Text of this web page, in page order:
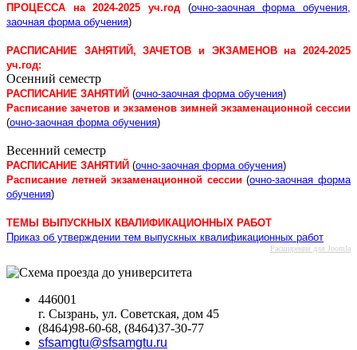
ПРОЦЕССА на 2024-2025 уч.год (очно-заочная форма обучения,
заочная форма обучения)
РАСПИСАНИЕ ЗАНЯТИЙ, ЗАЧЕТОВ и ЭКЗАМЕНОВ на 2024-2025
уч.год:
Осенний семестр
РАСПИСАНИЕ ЗАНЯТИЙ (очно-заочная форма обучения)
Расписание зачетов и экзаменов зимней экзаменационной сессии
(очно-заочная форма обучения)
Весенний семестр
РАСПИСАНИЕ ЗАНЯТИЙ (очно-заочная форма обучения)
Расписание летней экзаменационной сессии(очно-заочная форма
обучения)
ТЕМЫ ВЫПУСКНЫХ КВАЛИФИКАЦИОННЫХ РАБОТ
Приказ об утверждении тем выпускных квалификационных работ
Расширения для Joomla
446001
г. Сызрань, ул. Советская, дом 45
(8464)98-60-68, (8464)37-30-77
sfsamgtu@sfsamgtu.ru